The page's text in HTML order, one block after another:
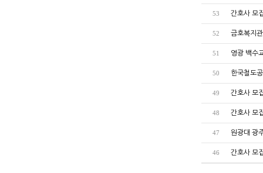
53 간호사 모
52 금호복지
51 영광 백수
50 한국철도
49 간호사 모
48 간호사 모
47 원광대 광
46 간호사 모